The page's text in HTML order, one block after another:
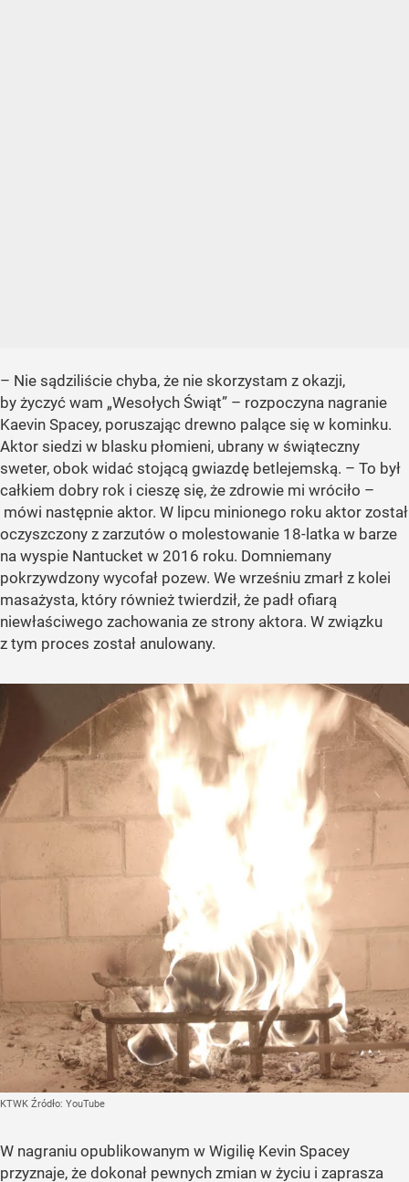
– Nie sądziliście chyba, że nie skorzystam z okazji,
by życzyć wam „Wesołych Świąt” – rozpoczyna nagranie
Kaevin Spacey, poruszając drewno palące się w kominku.
Aktor siedzi w blasku płomieni, ubrany w świąteczny
sweter, obok widać stojącą gwiazdę betlejemską. – To był
całkiem dobry rok i cieszę się, że zdrowie mi wróciło –
mówi następnie aktor. W lipcu minionego roku aktor został
oczyszczony z zarzutów o molestowanie 18-latka w barze
na wyspie Nantucket w 2016 roku. Domniemany
pokrzywdzony wycofał pozew. We wrześniu zmarł z kolei
masażysta, który również twierdził, że padł ofiarą
niewłaściwego zachowania ze strony aktora. W związku
z tym proces został anulowany.
KTWK Źródło: YouTube
W nagraniu opublikowanym w Wigilię Kevin Spacey
przyznaje, że dokonał pewnych zmian w życiu i zaprasza